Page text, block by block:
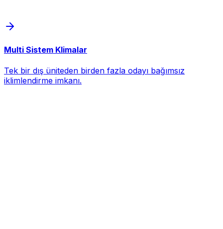
Multi Sistem Klimalar
Tek bir dış üniteden birden fazla odayı bağımsız
iklimlendirme imkanı.